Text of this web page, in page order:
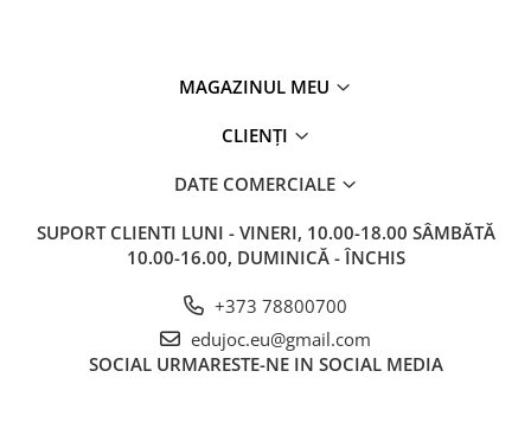
MAGAZINUL MEU
CLIENȚI
DATE COMERCIALE
SUPORT CLIENTI LUNI - VINERI, 10.00-18.00 SÂMBĂTĂ
10.00-16.00, DUMINICĂ - ÎNCHIS
+373 78800700
edujoc.eu@gmail.com
SOCIAL URMARESTE-NE IN SOCIAL MEDIA